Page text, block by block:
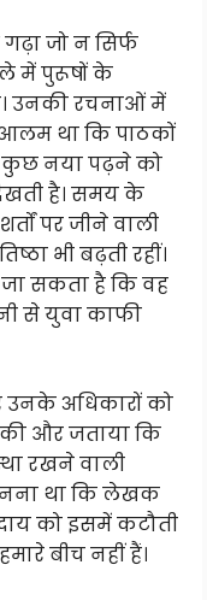
जो न सिर्फ
में पुरूषों के
उनकी रचनाओं में
आलम था कि पाठकों
कुछ नया पढ़ने को
है। समय के
पर जीने वाली
भी बढ़ती रहीं।
जा सकता है कि वह
से युवा काफी
अधिकारों को
और जताया कि
रखने वाली
था कि लेखक
को इसमें कटौती
बीच नहीं हैं।